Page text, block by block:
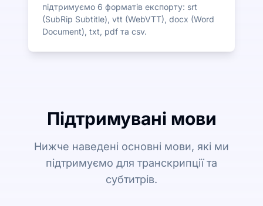
підтримуємо 6 форматів експорту: srt
(SubRip Subtitle), vtt (WebVTT), docx (Word
Document), txt, pdf та csv.
Підтримувані мови
Нижче наведені основні мови, які ми
підтримуємо для транскрипції та
субтитрів.